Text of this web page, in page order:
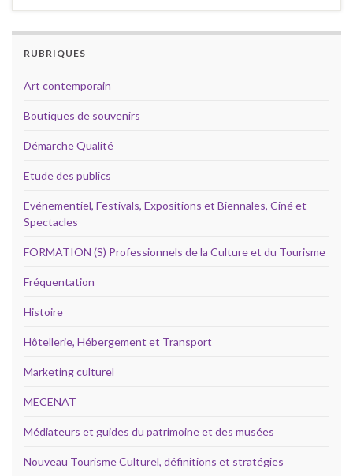
RUBRIQUES
Art contemporain
Boutiques de souvenirs
Démarche Qualité
Etude des publics
Evénementiel, Festivals, Expositions et Biennales, Ciné et
Spectacles
FORMATION (S) Professionnels de la Culture et du Tourisme
Fréquentation
Histoire
Hôtellerie, Hébergement et Transport
Marketing culturel
MECENAT
Médiateurs et guides du patrimoine et des musées
Nouveau Tourisme Culturel, définitions et stratégies